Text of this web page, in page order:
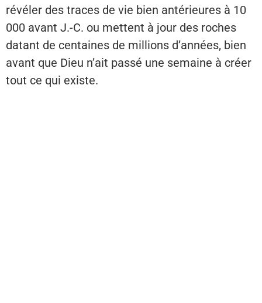
révéler des traces de vie bien antérieures à 10
000 avant J.-C. ou mettent à jour des roches
datant de centaines de millions d’années, bien
avant que Dieu n’ait passé une semaine à créer
tout ce qui existe.